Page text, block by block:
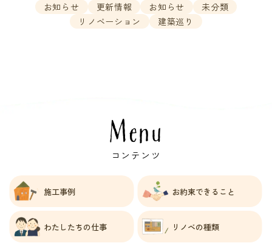
お知らせ
更新情報 お知らせ
未分類
リノベーション
建築巡り
Menu
コンテンツ
施工事例 お約束できること
わたしたちの仕事 リノベの種類